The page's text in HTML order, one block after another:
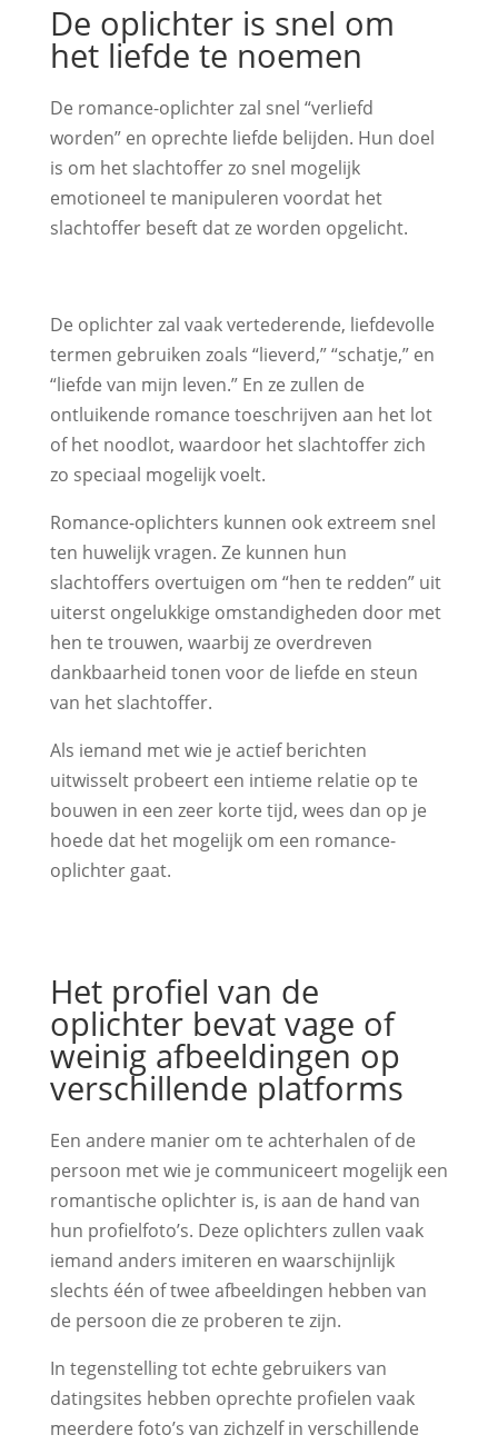
De oplichter is snel om
het liefde te noemen
De romance-oplichter zal snel “verliefd
worden” en oprechte liefde belijden. Hun doel
is om het slachtoffer zo snel mogelijk
emotioneel te manipuleren voordat het
slachtoffer beseft dat ze worden opgelicht.
De oplichter zal vaak vertederende, liefdevolle
termen gebruiken zoals “lieverd,” “schatje,” en
“liefde van mijn leven.” En ze zullen de
ontluikende romance toeschrijven aan het lot
of het noodlot, waardoor het slachtoffer zich
zo speciaal mogelijk voelt.
Romance-oplichters kunnen ook extreem snel
ten huwelijk vragen. Ze kunnen hun
slachtoffers overtuigen om “hen te redden” uit
uiterst ongelukkige omstandigheden door met
hen te trouwen, waarbij ze overdreven
dankbaarheid tonen voor de liefde en steun
van het slachtoffer.
Als iemand met wie je actief berichten
uitwisselt probeert een intieme relatie op te
bouwen in een zeer korte tijd, wees dan op je
hoede dat het mogelijk om een romance-
oplichter gaat.
Het profiel van de
oplichter bevat vage of
weinig afbeeldingen op
verschillende platforms
Een andere manier om te achterhalen of de
persoon met wie je communiceert mogelijk een
romantische oplichter is, is aan de hand van
hun profielfoto’s. Deze oplichters zullen vaak
iemand anders imiteren en waarschijnlijk
slechts één of twee afbeeldingen hebben van
de persoon die ze proberen te zijn.
In tegenstelling tot echte gebruikers van
datingsites hebben oprechte profielen vaak
meerdere foto’s van zichzelf in verschillende